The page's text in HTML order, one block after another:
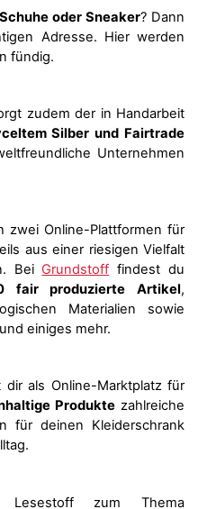
oder Sneaker? Dann
Adresse. Hier werden
fündig.
zudem der in Handarbeit
Silber und Fairtrade
Unternehmen
zwei Online-Plattformen für
aus einer riesigen Vielfalt
Bei Grundstoff findest du
fair produzierte Artikel,
Materialien sowie
einiges mehr.
als Online-Marktplatz für
Produkte zahlreiche
für deinen Kleiderschrank
Lesestoff zum Thema